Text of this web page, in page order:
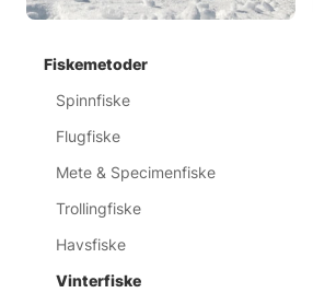
Fiskemetoder
Spinnfiske
Flugfiske
Mete & Specimenfiske
Trollingfiske
Havsfiske
Vinterfiske